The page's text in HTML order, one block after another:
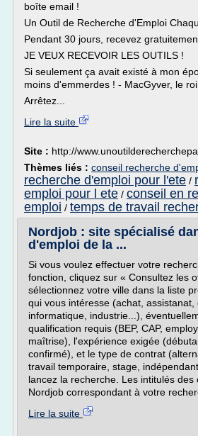
boîte email !
Un Outil de Recherche d'Emploi
Pendant 30 jours, recevez
JE VEUX RECEVOIR LES OUTILS !
Si seulement ça avait existé à mon
moins d'emmerdes ! - MacGyver, le
Arrêtez...
Lire la suite
Site : http://
Thèmes liés : conseil recherche
recherche d'emploi pour l'ete /
emploi pour l ete / conseil en
emploi / temps de travail
Nordjob : site spécialisé
d'emploi de la ...
Si vous voulez effectuer votre
fonction, cliquez sur « Consultez les
sélectionnez votre ville dans la liste
qui vous intéresse (achat, assistanat,
informatique, industrie...),
qualification requis (BEP, CAP,
maîtrise), l'expérience exigée
confirmé), et le type de contrat
travail temporaire, stage,
lancez la recherche. Les intitulés des
Nordjob correspondant à votre
Lire la suite